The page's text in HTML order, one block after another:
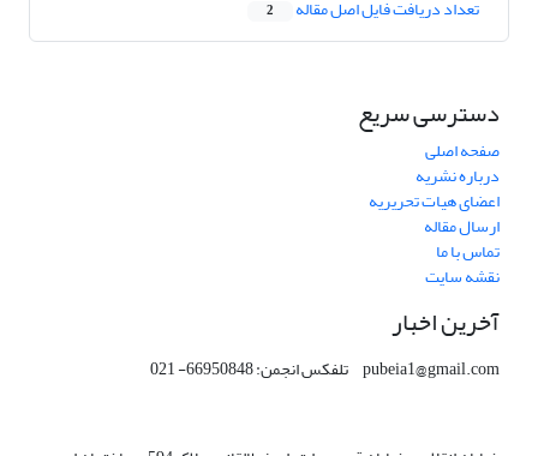
تعداد دریافت فایل اصل مقاله 2
دسترسی سریع
صفحه اصلی
درباره نشریه
اعضای هیات تحریریه
ارسال مقاله
تماس با ما
نقشه سایت
آخرین اخبار
pubeia1@gmail.com تلفکس انجمن: 66950848- 021